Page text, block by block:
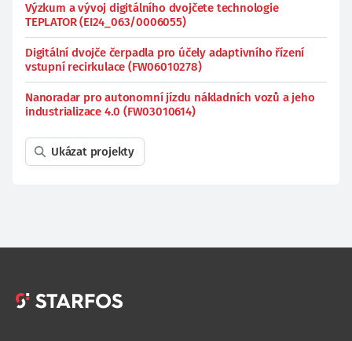
Výzkum a vývoj digitálního dvojčete technologie
TEPLATOR (EI24_063/0006055)
Digitální dvojče čerpadla pro účely adaptivního řízení
vstupní recirkulace (FW06010278)
Nanoradar pro autonomní jízdu nákladních vozů a jeho
industrializace 4.0 (FW03010614)
Ukázat projekty